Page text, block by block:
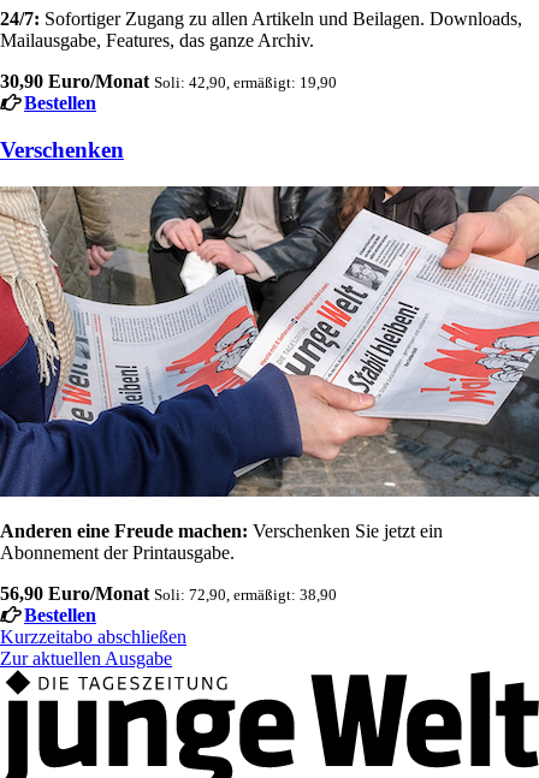
24/7: Sofortiger Zugang zu allen Artikeln und Beilagen. Downloads,
Mailausgabe, Features, das ganze Archiv.
30,90 Euro/Monat Soli: 42,90, ermäßigt: 19,90
Bestellen
Verschenken
Anderen eine Freude machen: Verschenken Sie jetzt ein
Abonnement der Printausgabe.
56,90 Euro/Monat Soli: 72,90, ermäßigt: 38,90
Bestellen
Kurzzeitabo abschließen
Zur aktuellen Ausgabe